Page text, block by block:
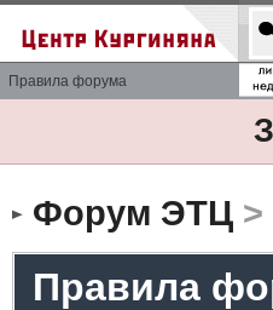
Правила форума
Форум ЭТЦ>
Правила